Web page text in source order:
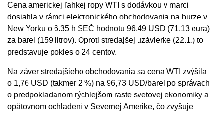
Cena americkej ľahkej ropy WTI s dodávkou v marci
dosiahla v rámci elektronického obchodovania na burze v
New Yorku o 6.35 h SEČ hodnotu 96,49 USD (71,13 eura)
za barel (159 litrov). Oproti stredajšej uzávierke (22.1.) to
predstavuje pokles o 24 centov.
Na záver stredajšieho obchodovania sa cena WTI zvýšila
o 1,76 USD (takmer 2 %) na 96,73 USD/barel po správach
o predpokladanom rýchlejšom raste svetovej ekonomiky a
opätovnom ochladení v Severnej Amerike, čo zvyšuje